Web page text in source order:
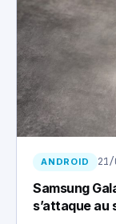
ANDROID 21/
Samsung
s’attaque